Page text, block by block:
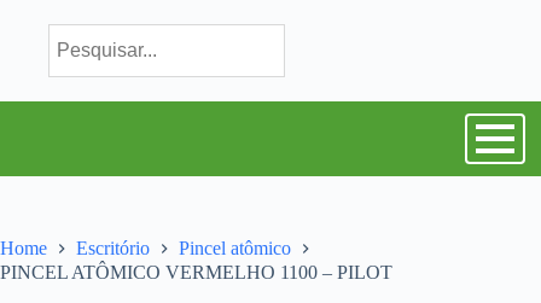
Home Escritório
Pincel atômico
PINCEL ATÔMICO VERMELHO 1100 – PILOT